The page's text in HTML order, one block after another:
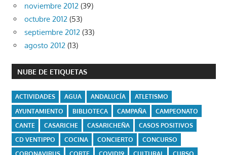
noviembre 2012 (39)
octubre 2012 (53)
septiembre 2012 (33)
agosto 2012 (13)
NUBE DE ETIQUETAS
ACTIVIDADES AGUA ANDALUCÍA
ATLETISMO
AYUNTAMIENTO
BIBLIOTECA CAMPAÑA
CAMPEONATO
CANTE
CASARICHE CASARICHEÑA
CASOS POSITIVOS
CD VENTIPPO
COCINA CONCIERTO
CONCURSO